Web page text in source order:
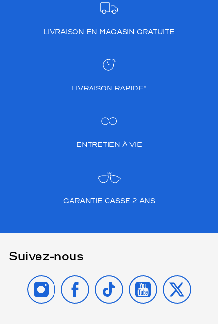
LIVRAISON EN MAGASIN GRATUITE
LIVRAISON RAPIDE*
ENTRETIEN À VIE
GARANTIE CASSE 2 ANS
Suivez-nous
INSTAGRAMFACEBOOK
TIKTOK YOUTUBE
X